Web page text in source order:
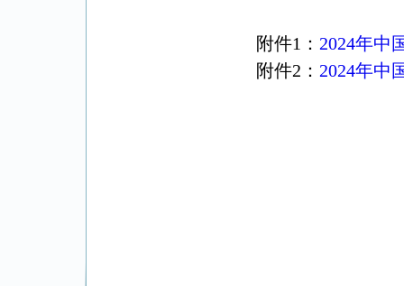
附件1： 2024年中
附件2： 2024年中